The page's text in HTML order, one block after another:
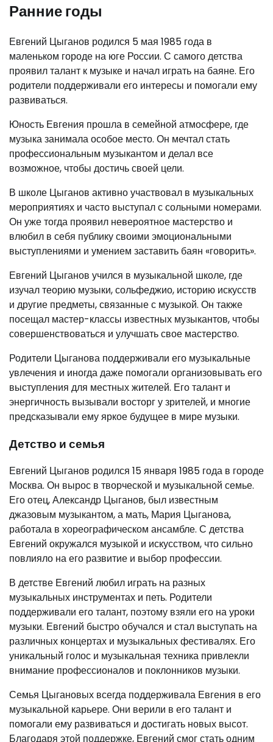
Ранние годы
Евгений Цыганов родился 5 мая 1985 года в
маленьком городе на юге России. С самого детства
проявил талант к музыке и начал играть на баяне. Его
родители поддерживали его интересы и помогали ему
развиваться.
Юность Евгения прошла в семейной атмосфере, где
музыка занимала особое место. Он мечтал стать
профессиональным музыкантом и делал все
возможное, чтобы достичь своей цели.
В школе Цыганов активно участвовал в музыкальных
мероприятиях и часто выступал с сольными номерами.
Он уже тогда проявил невероятное мастерство и
влюбил в себя публику своими эмоциональными
выступлениями и умением заставить баян «говорить».
Евгений Цыганов учился в музыкальной школе, где
изучал теорию музыки, сольфеджио, историю искусств
и другие предметы, связанные с музыкой. Он также
посещал мастер-классы известных музыкантов, чтобы
совершенствоваться и улучшать свое мастерство.
Родители Цыганова поддерживали его музыкальные
увлечения и иногда даже помогали организовывать его
выступления для местных жителей. Его талант и
энергичность вызывали восторг у зрителей, и многие
предсказывали ему яркое будущее в мире музыки.
Детство и семья
Евгений Цыганов родился 15 января 1985 года в городе
Москва. Он вырос в творческой и музыкальной семье.
Его отец, Александр Цыганов, был известным
джазовым музыкантом, а мать, Мария Цыганова,
работала в хореографическом ансамбле. С детства
Евгений окружался музыкой и искусством, что сильно
повлияло на его развитие и выбор профессии.
В детстве Евгений любил играть на разных
музыкальных инструментах и петь. Родители
поддерживали его талант, поэтому взяли его на уроки
музыки. Евгений быстро обучался и стал выступать на
различных концертах и музыкальных фестивалях. Его
уникальный голос и музыкальная техника привлекли
внимание профессионалов и поклонников музыки.
Семья Цыгановых всегда поддерживала Евгения в его
музыкальной карьере. Они верили в его талант и
помогали ему развиваться и достигать новых высот.
Благодаря этой поддержке, Евгений смог стать одним